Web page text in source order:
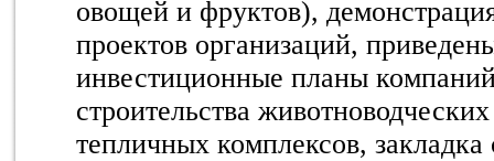
овощей и фруктов),
проектов организаций,
инвестиционные планы
строительства
тепличных комплексов, закладка